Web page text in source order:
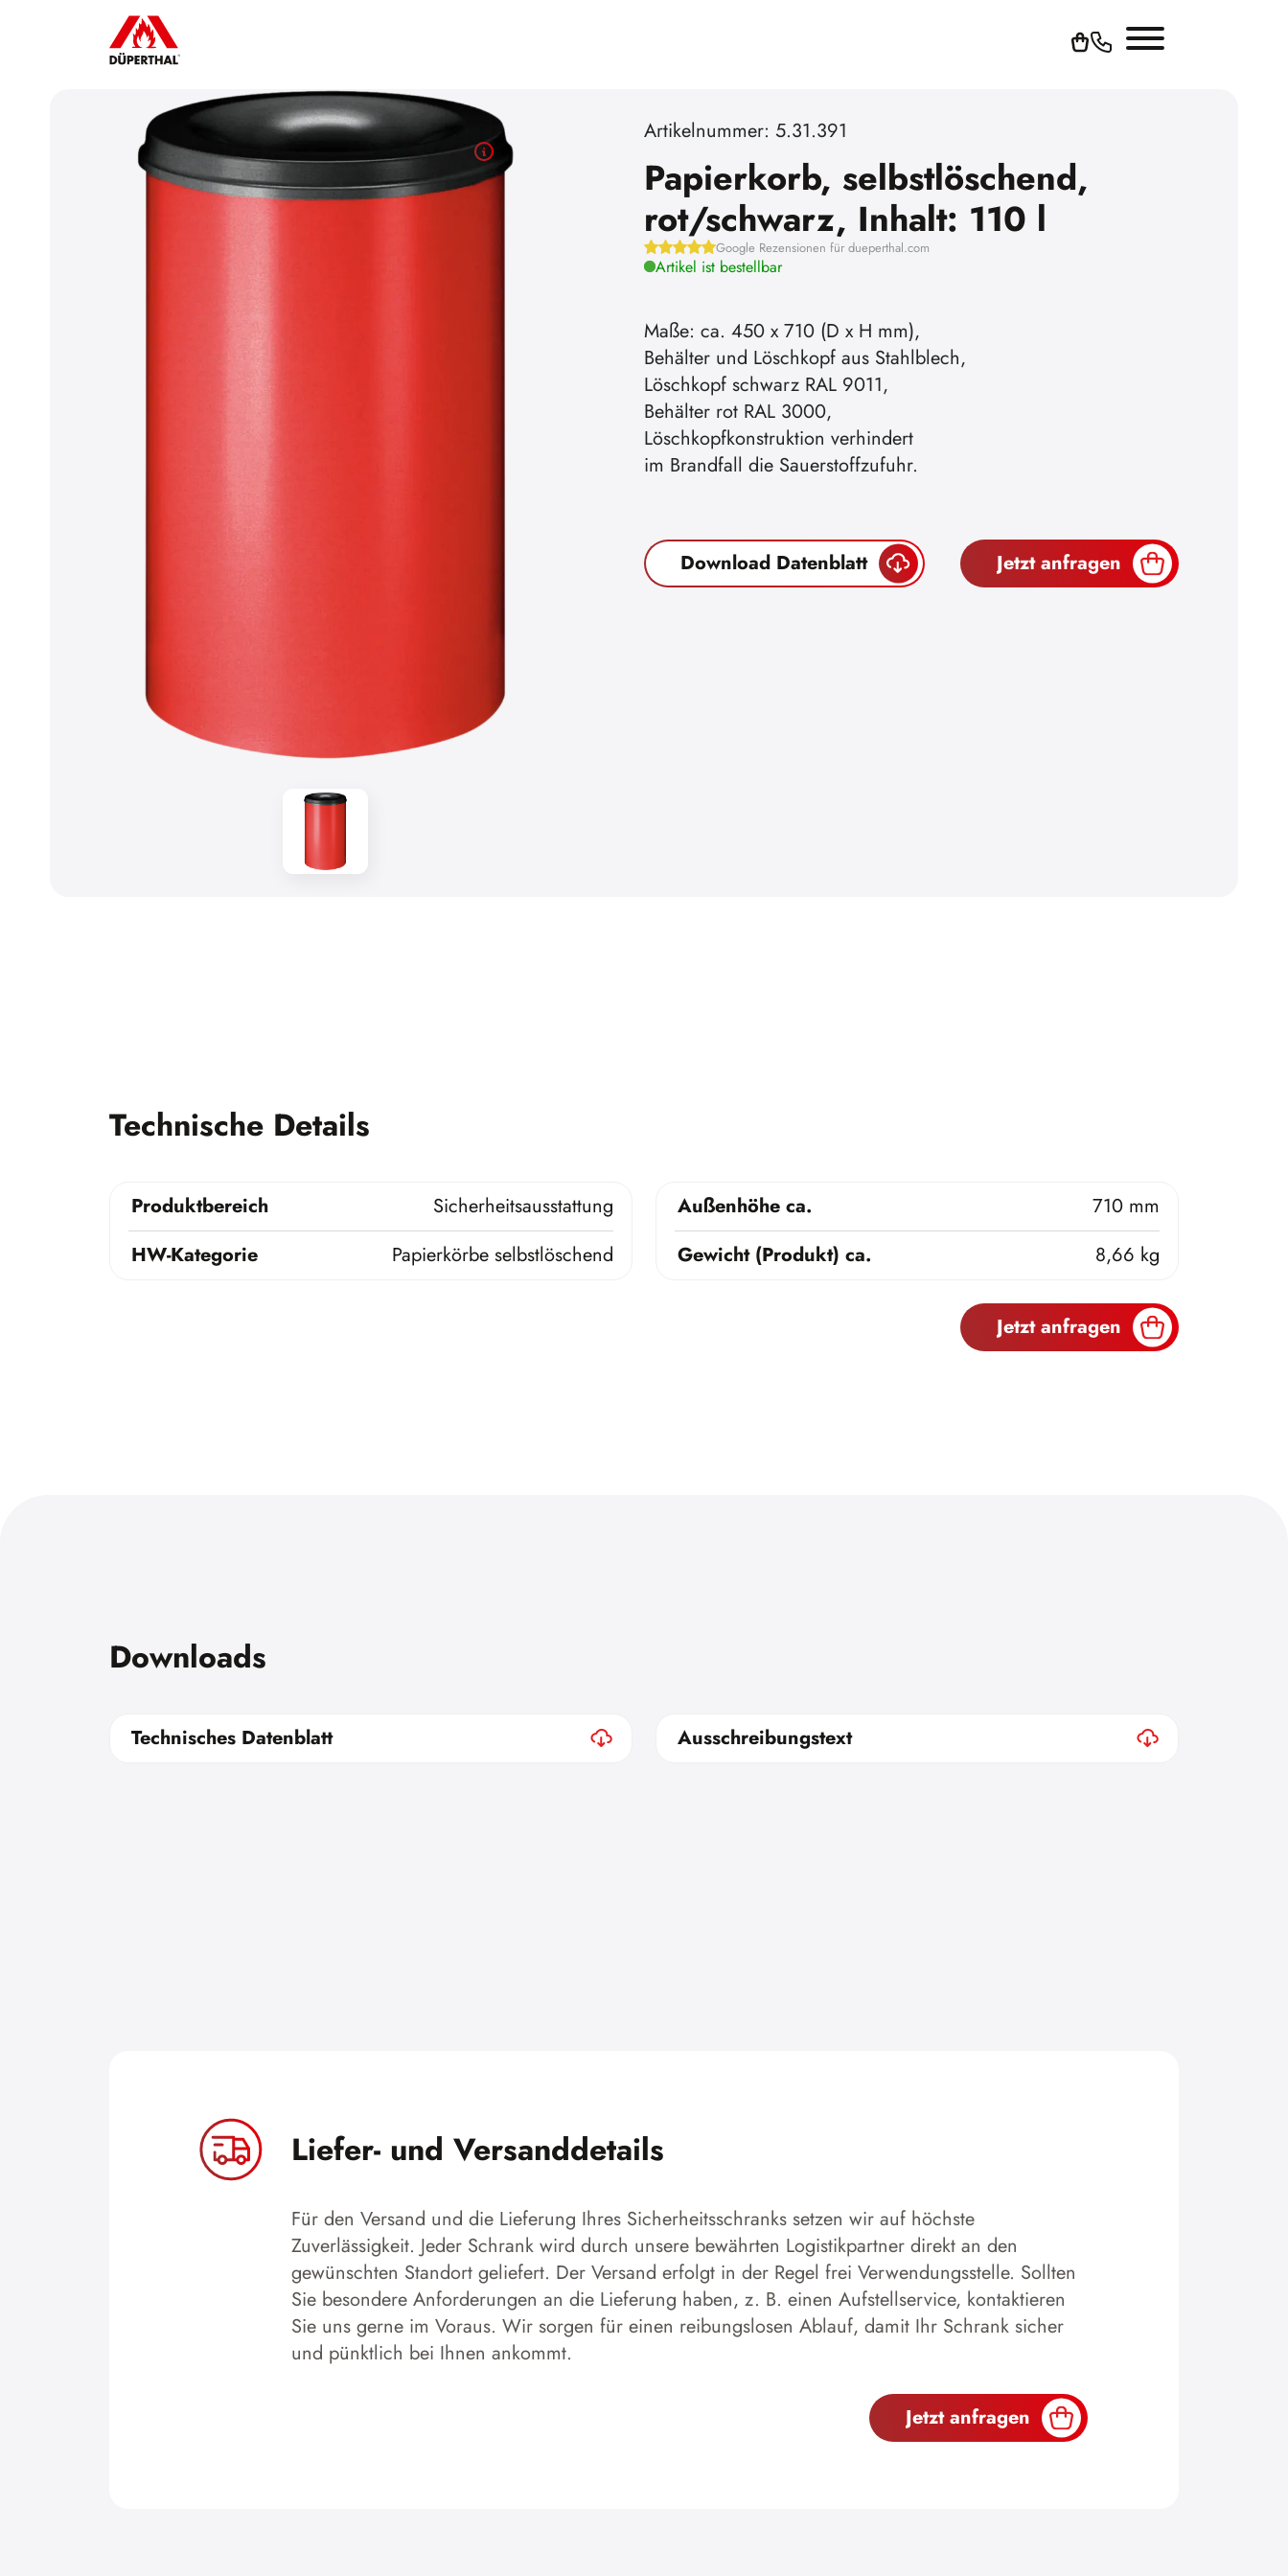
Artikelnummer: 5.31.391
Papierkorb, selbstlöschend,
rot/schwarz, Inhalt: 110 l
Google Rezensionen für dueperthal.com
Artikel ist bestellbar
Maße: ca. 450 x 710 (D x H mm),
Behälter und Löschkopf aus Stahlblech,
Löschkopf schwarz RAL 9011,
Behälter rot RAL 3000,
Löschkopfkonstruktion verhindert
im Brandfall die Sauerstoffzufuhr.
Download Datenblatt Jetzt anfragen
Technische Details
Produktbereich
Sicherheitsausstattung
HW-Kategorie
Papierkörbe selbstlöschend
Außenhöhe ca.
710 mm
Gewicht (Produkt) ca.
8,66 kg
Jetzt anfragen
Downloads
Technisches Datenblatt Ausschreibungstext
Liefer- und Versanddetails
Für den Versand und die Lieferung Ihres Sicherheitsschranks setzen wir auf höchste
Zuverlässigkeit. Jeder Schrank wird durch unsere bewährten Logistikpartner direkt an den
gewünschten Standort geliefert. Der Versand erfolgt in der Regel frei Verwendungsstelle. Sollten
Sie besondere Anforderungen an die Lieferung haben, z. B. einen Aufstellservice, kontaktieren
Sie uns gerne im Voraus. Wir sorgen für einen reibungslosen Ablauf, damit Ihr Schrank sicher
und pünktlich bei Ihnen ankommt.
Jetzt anfragen